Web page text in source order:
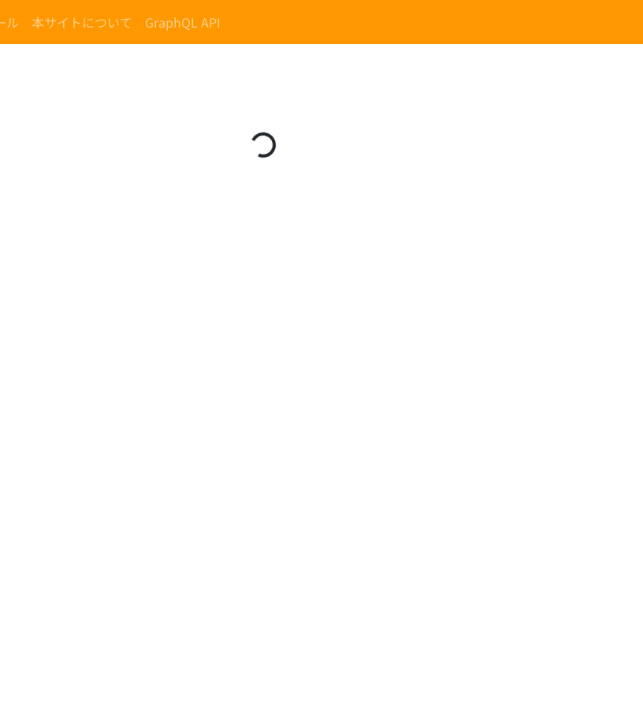
ル 本サイトについて GraphQL API